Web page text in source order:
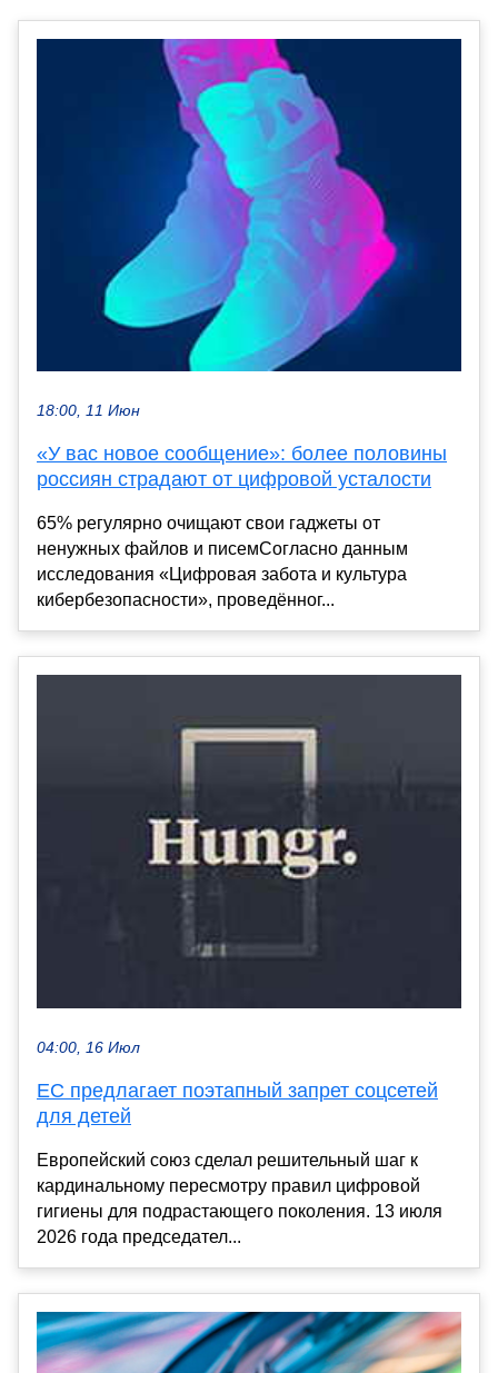
18:00, 11 Июн
«У вас новое сообщение»: более половины
россиян страдают от цифровой усталости
65% регулярно очищают свои гаджеты от
ненужных файлов и писемСогласно данным
исследования «Цифровая забота и культура
кибербезопасности», проведённог...
04:00, 16 Июл
ЕС предлагает поэтапный запрет соцсетей
для детей
Европейский союз сделал решительный шаг к
кардинальному пересмотру правил цифровой
гигиены для подрастающего поколения. 13 июля
2026 года председател...